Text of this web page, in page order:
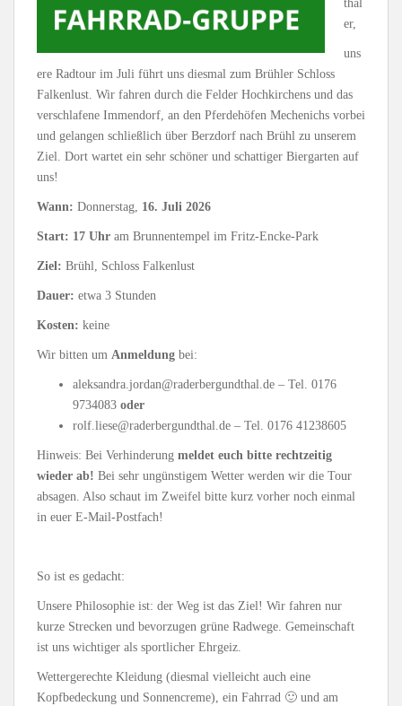
thal
er,
uns
ere Radtour im Juli führt uns diesmal zum Brühler Schloss
Falkenlust. Wir fahren durch die Felder Hochkirchens und das
verschlafene Immendorf, an den Pferdehöfen Mechenichs vorbei
und gelangen schließlich über Berzdorf nach Brühl zu unserem
Ziel. Dort wartet ein sehr schöner und schattiger Biergarten auf
uns!
Wann: Donnerstag, 16. Juli 2026
Start: 17 Uhr am Brunnentempel im Fritz-Encke-Park
Ziel: Brühl, Schloss Falkenlust
Dauer: etwa 3 Stunden
Kosten: keine
Wir bitten um Anmeldung bei:
aleksandra.jordan@raderbergundthal.de – Tel. 0176
9734083 oder
rolf.liese@raderbergundthal.de – Tel. 0176 41238605
Hinweis: Bei Verhinderung meldet euch bitte rechtzeitig
wieder ab! Bei sehr ungünstigem Wetter werden wir die Tour
absagen. Also schaut im Zweifel bitte kurz vorher noch einmal
in euer E-Mail-Postfach!
So ist es gedacht:
Unsere Philosophie ist: der Weg ist das Ziel! Wir fahren nur
kurze Strecken und bevorzugen grüne Radwege. Gemeinschaft
ist uns wichtiger als sportlicher Ehrgeiz.
Wettergerechte Kleidung (diesmal vielleicht auch eine
Kopfbedeckung und Sonnencreme), ein Fahrrad 🙂 und am